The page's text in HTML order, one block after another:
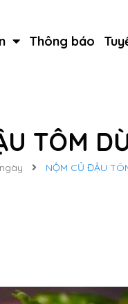
Thông báo
TÔM
NỘM CỦ ĐẬU